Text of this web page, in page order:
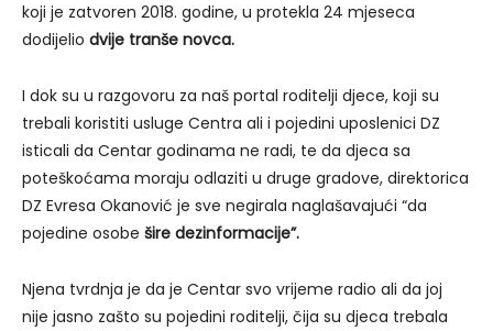
koji je zatvoren 2018. godine, u protekla 24 mjeseca
dodijelio dvije tranše novca.
I dok su u razgovoru za naš portal roditelji djece, koji su
trebali koristiti usluge Centra ali i pojedini uposlenici DZ
isticali da Centar godinama ne radi, te da djeca sa
poteškoćama moraju odlaziti u druge gradove, direktorica
DZ Evresa Okanović je sve negirala naglašavajući “da
pojedine osobe šire dezinformacije”.
Njena tvrdnja je da je Centar svo vrijeme radio ali da joj
nije jasno zašto su pojedini roditelji, čija su djeca trebala